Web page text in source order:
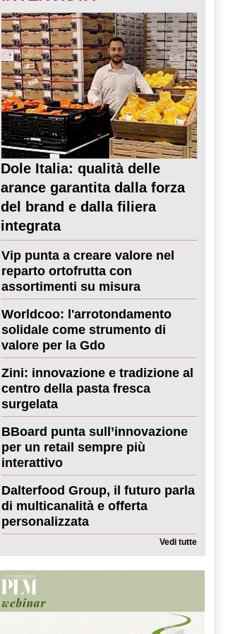
Dole Italia: qualità delle
arance garantita dalla forza
del brand e dalla filiera
integrata
Vip punta a creare valore nel
reparto ortofrutta con
assortimenti su misura
Worldcoo: l'arrotondamento
solidale come strumento di
valore per la Gdo
Zini: innovazione e tradizione al
centro della pasta fresca
surgelata
BBoard punta sull’innovazione
per un retail sempre più
interattivo
Dalterfood Group, il futuro parla
di multicanalità e offerta
personalizzata
Vedi tutte